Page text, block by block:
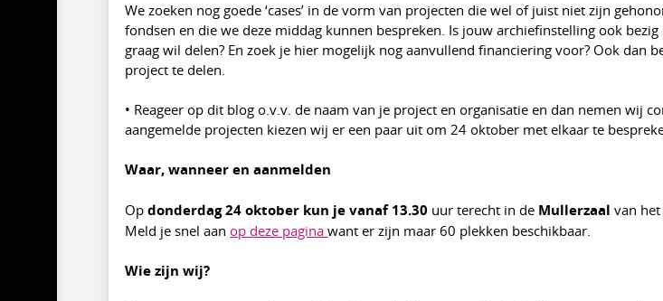
We zoeken nog goede ‘cases’ in de vorm van projecten die wel of juist niet zijn
fondsen en die we deze middag kunnen bespreken. Is jouw archiefinstelling ook
graag wil delen? En zoek je hier mogelijk nog aanvullend financiering voor? Ook dan
project te delen.
• Reageer op dit blog o.v.v. de naam van je project en organisatie en dan nemen wij
aangemelde projecten kiezen wij er een paar uit om 24 oktober met elkaar te
Waar, wanneer en aanmelden
Opdonderdag 24 oktober kun je vanaf 13.30 uur terecht in de Mullerzaalvan het
Meld je snel aanop deze paginawant er zijn maar 60 plekken beschikbaar.
Wie zijn wij?